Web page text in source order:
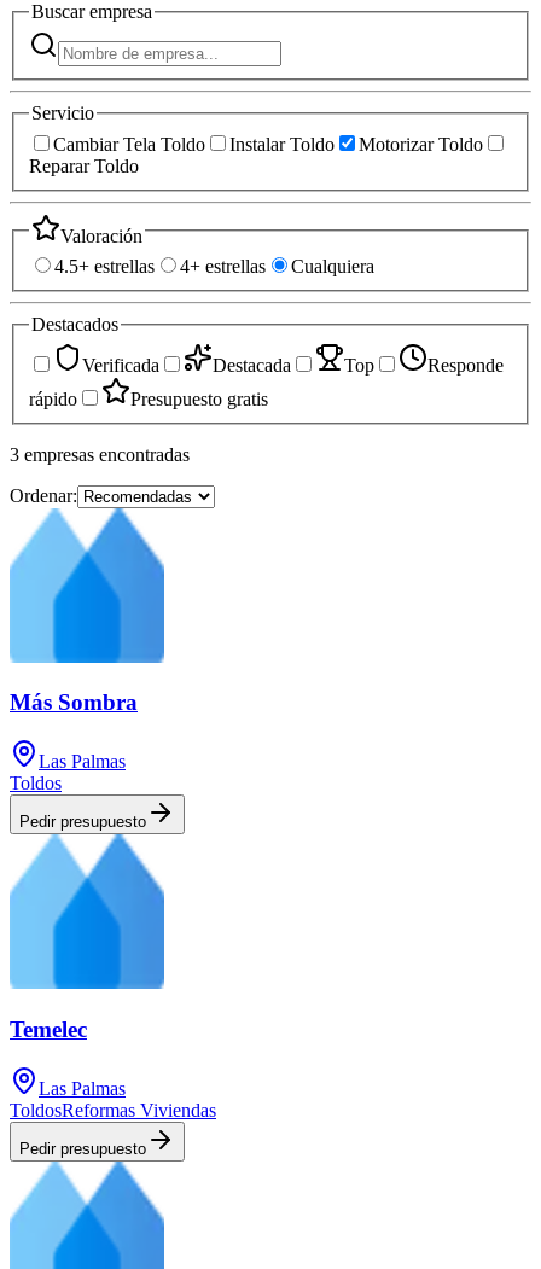
Buscarempresa
Servicio
Cambiar Tela Toldo
Instalar Toldo
Motorizar Toldo
Reparar Toldo
Valoración
4.5+ estrellas
4+ estrellas Cualquiera
Destacados
Verificada
Destacada Top
Responde
rápido
Presupuesto gratis
3 empresas encontradas
Ordenar:
Más Sombra
Las Palmas
Toldos
Pedir presupuesto
Temelec
Las Palmas
ToldosReformas Viviendas
Pedir presupuesto